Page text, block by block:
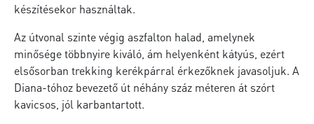
készítésekor használtak.
Az útvonal szinte végig aszfalton halad, amelynek
minősége többnyire kiváló, ám helyenként kátyús, ezért
elsősorban trekking kerékpárral érkezőknek javasoljuk. A
Diana-tóhoz bevezető út néhány száz méteren át szórt
kavicsos, jól karbantartott.